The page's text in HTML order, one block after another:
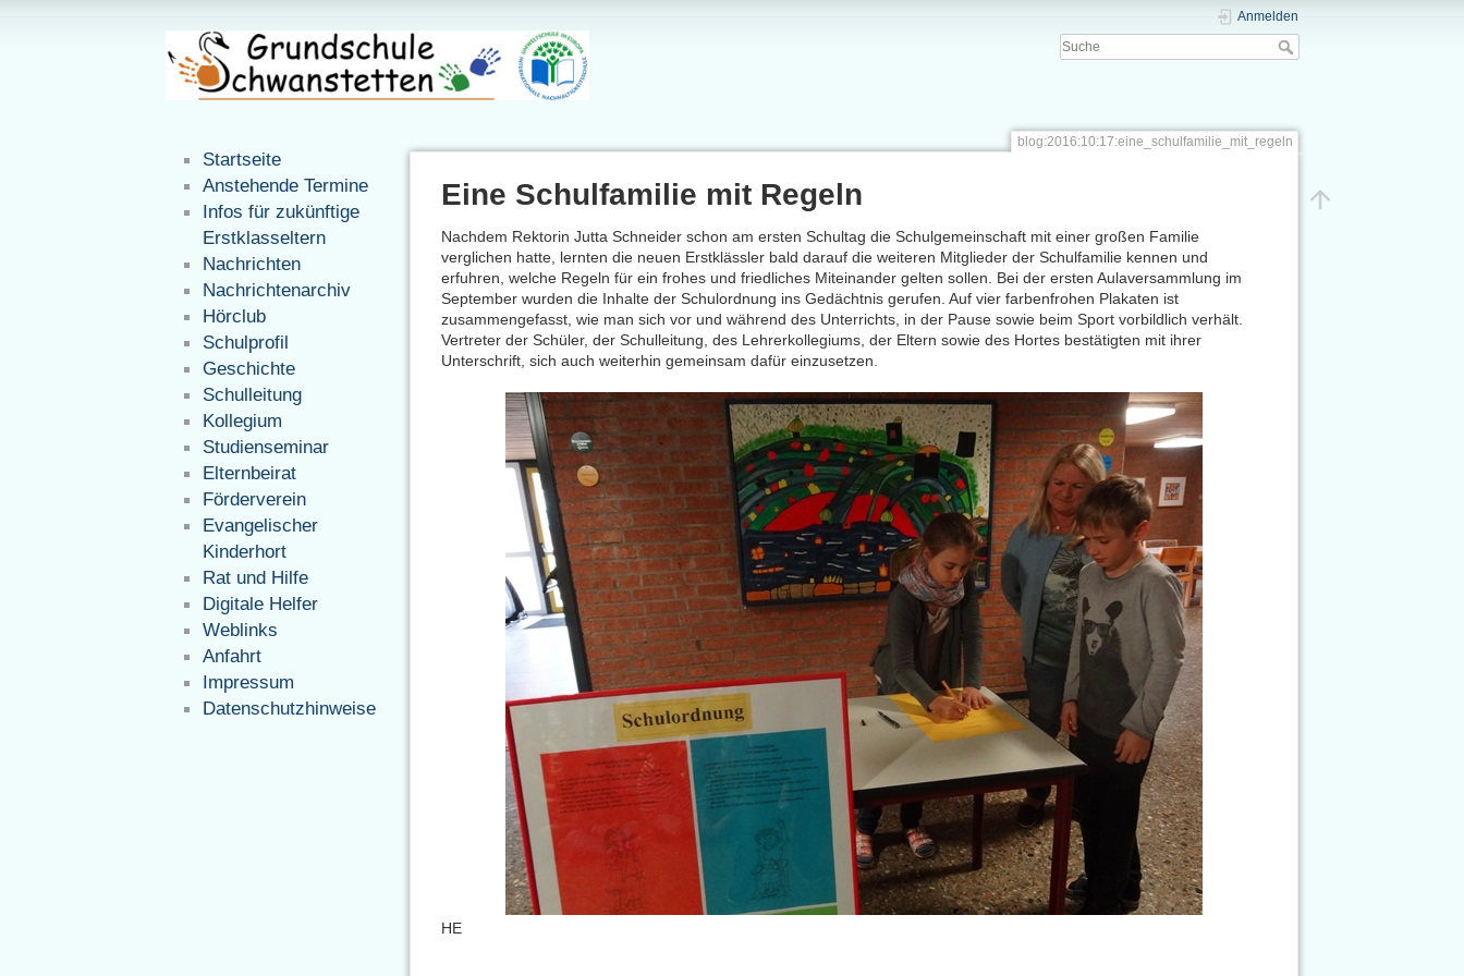
Anmelden
Startseite
Anstehende Termine
Infos für zukünftige
Erstklasseltern
Nachrichten
Nachrichtenarchiv
Hörclub
Schulprofil
Geschichte
Schulleitung
Kollegium
Studienseminar
Elternbeirat
Förderverein
Evangelischer
Kinderhort
Rat und Hilfe
Digitale Helfer
Weblinks
Anfahrt
Impressum
Datenschutzhinweise
blog:2016:10:17:eine_schulfamilie_mit_regeln
Eine Schulfamilie mit Regeln
Nachdem Rektorin Jutta Schneider schon am ersten Schultag die Schulgemeinschaft mit einer großen Familie
verglichen hatte, lernten die neuen Erstklässler bald darauf die weiteren Mitglieder der Schulfamilie kennen und
erfuhren, welche Regeln für ein frohes und friedliches Miteinander gelten sollen. Bei der ersten Aulaversammlung im
September wurden die Inhalte der Schulordnung ins Gedächtnis gerufen. Auf vier farbenfrohen Plakaten ist
zusammengefasst, wie man sich vor und während des Unterrichts, in der Pause sowie beim Sport vorbildlich verhält.
Vertreter der Schüler, der Schulleitung, des Lehrerkollegiums, der Eltern sowie des Hortes bestätigten mit ihrer
Unterschrift, sich auch weiterhin gemeinsam dafür einzusetzen.
HE